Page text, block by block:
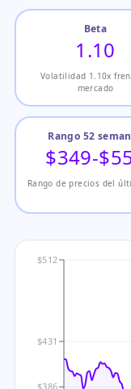
Beta
1.10
Volatilidad 1.10x
mercado
Rango 52
$349-
Rango de precios del
$386
$431
$512